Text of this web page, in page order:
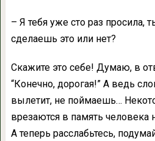
– Я тебя уже сто раз просила,
сделаешь это или нет?
Скажите это себе! Думаю, в
“Конечно, дорогая!” А ведь
вылетит, не поймаешь…
врезаются в память человека
А теперь расслабьтесь,